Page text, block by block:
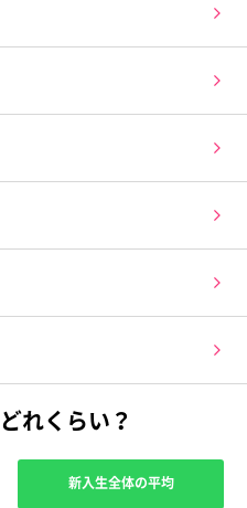
どれくらい？
新入生全体の平均